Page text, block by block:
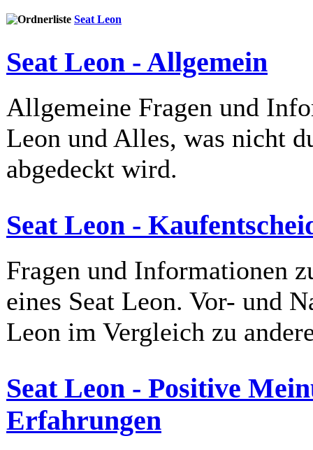
Seat Leon
Seat Leon - Allgemein
Allgemeine Fragen und
Leon und Alles, was nicht
abgedeckt wird.
Seat Leon -
Fragen und Informationen
eines Seat Leon. Vor- und
Leon im Vergleich zu
Seat Leon - Positive
Erfahrungen